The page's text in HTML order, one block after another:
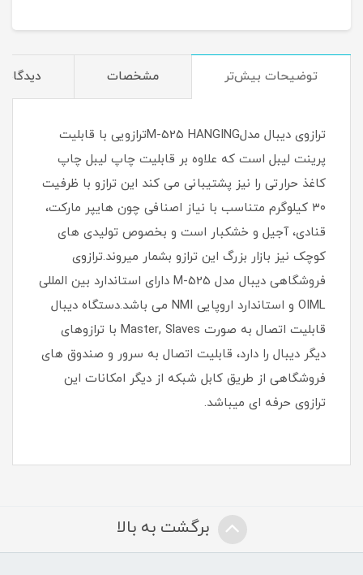
توضیحات بیش‌تر مشخصات
ترازوی دیبال مدلM-525 HANGINGترازویی با قابلیت
پرینت لیبل است که علاوه بر قابلیت چاپ لیبل چاپ
کاغذ حرارتی را نیز پشتیبانی می کند این ترازو با ظرفیت
۳۰ کیلوگرم متناسب با نیاز اصنافی چون هایپر مارکت،
قنادی، آجیل و خشکبار است و بخصوص تولیدی های
کوچک نیز بازار بزرگ این ترازو بشمار میروند.ترازوی
فروشگاهی دیبال مدل M-525 دارای استاندارد بین المللی
OIML و استاندارد اروپایی NMI می باشد.دستگاه دیبال
قابلیت اتصال به صورت Master, Slaves با ترازوهای
دیگر دیبال را دارد، قابلیت اتصال به سرور و صندوق های
فروشگاهی از طریق کابل شبکه از دیگر امکانات این
ترازوی حرفه ای میباشد.
برگشت به بالا